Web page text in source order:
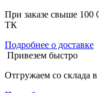
При заказе свыше
ТК
Подробнее о доставке
Привезем быстро
Отгружаем со склада